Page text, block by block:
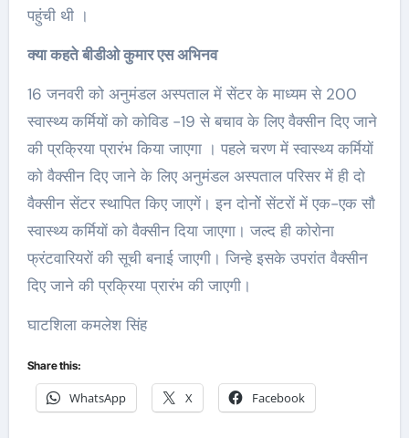
पहुंची थी ।
क्या कहते बीडीओ कुमार एस अभिनव
16 जनवरी को अनुमंडल अस्पताल में सेंटर के माध्यम से 200
स्वास्थ्य कर्मियाें काे काेविड -19 से बचाव के लिए वैक्सीन दिए जाने
की प्रक्रिया प्रारंभ किया जाएगा । पहले चरण में स्वास्थ्य कर्मियाें
काे वैक्सीन दिए जाने के लिए अनुमंडल अस्पताल परिसर में ही दाे
वैक्सीन सेंटर स्थापित किए जाएगें। इन दाेनाेें सेंटराें में एक-एक साै
स्वास्थ्य कर्मियाें काे वैक्सीन दिया जाएगा। जल्द ही काेराेना
फ्रंटवारियराें की सूची बनाई जाएगी। जिन्हे इसके उपरांत वैक्सीन
दिए जाने की प्रक्रिया प्रारंभ की जाएगी।
घाटशिला कमलेश सिंह
Share this:
WhatsApp X Facebook